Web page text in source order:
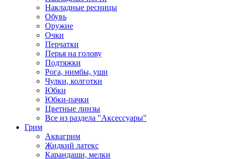
Накладные ресницы
Обувь
Оружие
Очки
Перчатки
Перья на голову
Подтяжки
Рога, нимбы, уши
Чулки, колготки
Юбки
Юбки-пачки
Цветные линзы
Все из раздела "Аксессуары"
Грим
Аквагрим
Жидкий латекс
Карандаши, мелки